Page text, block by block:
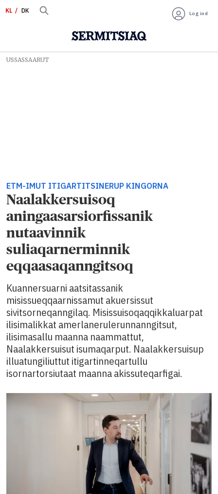
KL DK Log ind
USSASSAARUT
ETM-IMUT ITIGARTITSINERUP KINGORNA
Naalakkersuisoq
aningaasarsiorfissanik
nutaavinnik
suliaqarnerminnik
eqqaasaqanngitsoq
Kuannersuarni aatsitassanik
misissueqqaarnissamut akuersissut
sivitsorneqanngilaq. Misissuisoqaqqikkaluarpat
ilisimalikkat amerlanerulerunnanngitsut,
ilisimasallu maanna naammattut,
Naalakkersuisut isumaqarput. Naalakkersuisup
illuatungiliuttut itigartinneqartullu
isornartorsiutaat maanna akissuteqarfigai.